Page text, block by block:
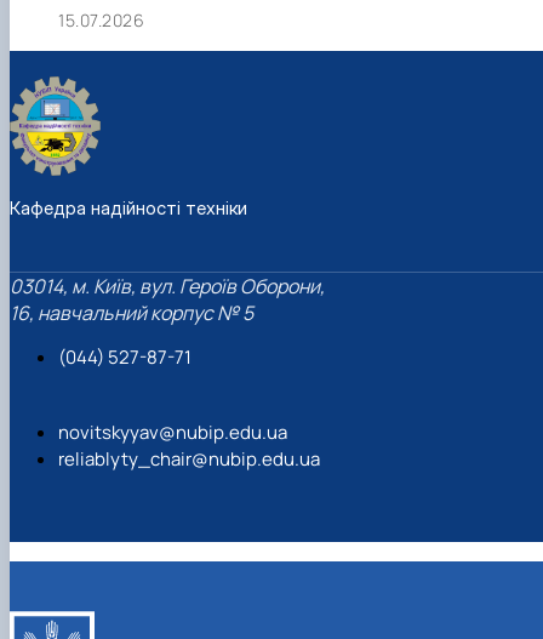
15.07.2026
Кафедра надійності техніки
03014, м. Київ, вул. Героїв Оборони,
16, навчальний корпус № 5
(044) 527-87-71
novitskyyav@nubip.edu.ua
reliablyty_chair@nubip.edu.ua